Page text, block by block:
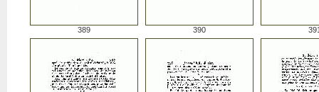
389 390